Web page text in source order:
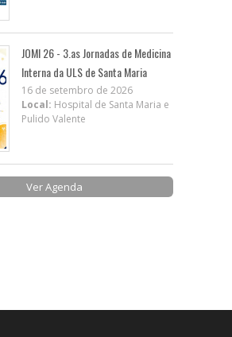
JOMI 26 - 3.as Jornadas de Medicina
Interna da ULS de Santa Maria
16 de setembro de 2026
Local: Hospital de Santa Maria e
Pulido Valente
Ver Agenda